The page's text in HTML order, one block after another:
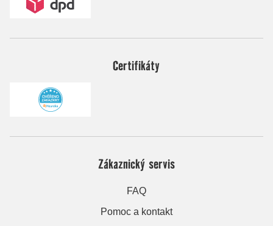
Certifikáty
Zákaznický servis
FAQ
Pomoc a kontakt